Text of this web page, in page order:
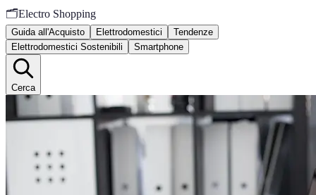
🗂️Electro Shopping
Guida all'Acquisto Elettrodomestici
Tendenze
Elettrodomestici Sostenibili
Smartphone
Cerca